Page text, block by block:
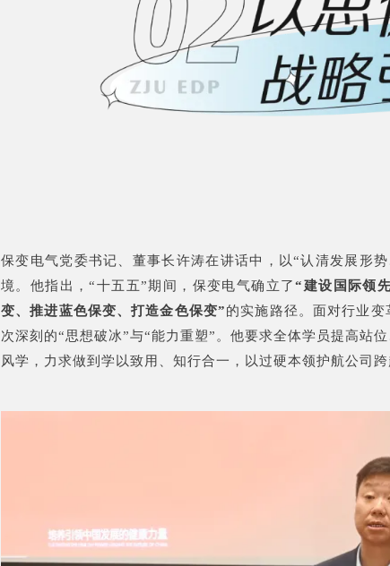
保变电气党委书记、董事长许涛在讲话中，以“认清发展形
境。他指出，“十五五”期间，保变电气确立了“建设国际领
变、推进蓝色保变、打造金色保变”的实施路径。面对行业
次深刻的“思想破冰”与“能力重塑”。他要求全体学员提高站
风学，力求做到学以致用、知行合一，以过硬本领护航公司跨